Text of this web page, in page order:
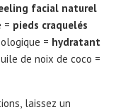
facial naturel
= pieds craquelés
= hydratant
de noix de coco =
laissez un